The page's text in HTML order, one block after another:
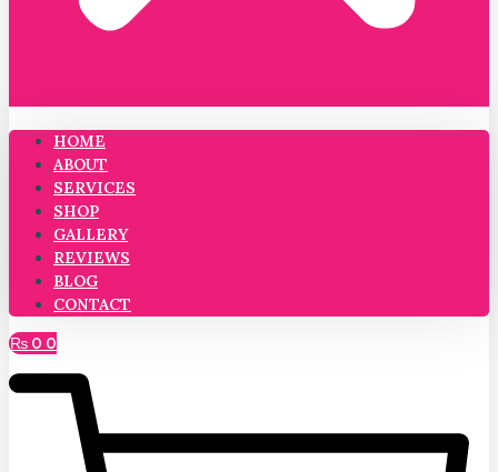
HOME
ABOUT
SERVICES
SHOP
GALLERY
REVIEWS
BLOG
CONTACT
₨ 0 0